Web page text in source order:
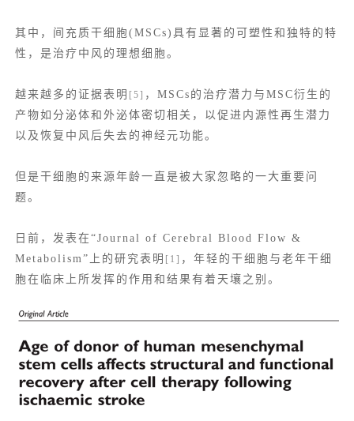
其中，间充质干细胞(MSCs)具有显著的可塑性和独特的特
性，是治疗中风的理想细胞。
越来越多的证据表明 [5] ，MSCs的治疗潜力与MSC衍生的
产物如分泌体和 外泌体 密切相关，以促进内源性再生潜力
以及恢复中风后失去的神经元功能。
但是干细胞的来源年龄一直是被大家忽略的一大重要问
题。
日前，发表在“Journal of Cerebral Blood Flow &
Metabolism”上的研究表明 [1] ，年轻的干细胞与老年干细
胞在临床上所发挥的作用和结果有着天壤之别。